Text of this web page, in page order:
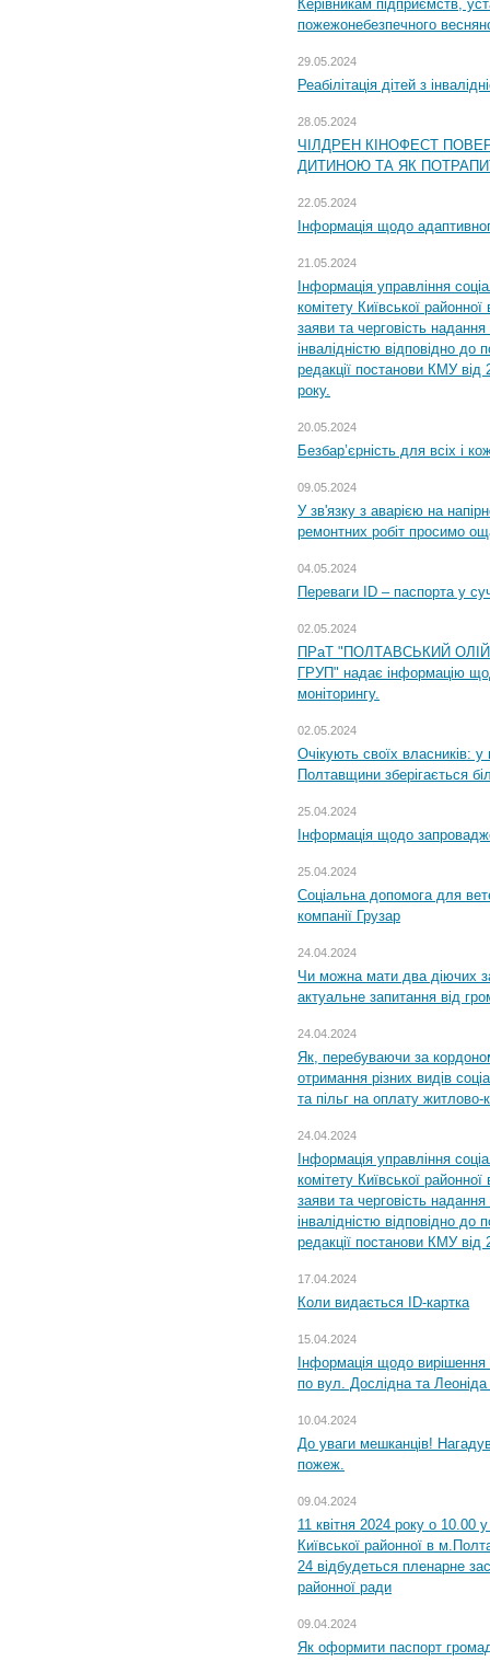
Керівникам підприємств,
пожежонебезпечного
29.05.2024
Реабілітація дітей з
28.05.2024
ЧІЛДРЕН КІНОФЕСТ
ДИТИНОЮ ТА ЯК
22.05.2024
Інформація щодо
21.05.2024
Інформація управління
комітету Київської
заяви та черговість надання
інвалідністю відповідно
редакції постанови КМУ від
року.
20.05.2024
Безбар’єрність для всіх і
09.05.2024
У зв'язку з аварією на
ремонтних робіт просимо
04.05.2024
Переваги ID – паспорта у
02.05.2024
ПРаТ "ПОЛТАВСЬКИЙ
ГРУП" надає інформацію
моніторингу.
02.05.2024
Очікують своїх власників: у
Полтавщини зберігається
25.04.2024
Інформація щодо
25.04.2024
Соціальна допомога для
компанії Грузар
24.04.2024
Чи можна мати два діючих
актуальне запитання від
24.04.2024
Як, перебуваючи за
отримання різних видів
та пільг на оплату
24.04.2024
Інформація управління
комітету Київської
заяви та черговість надання
інвалідністю відповідно
редакції постанови КМУ
17.04.2024
Коли видається ID-картка
15.04.2024
Інформація щодо
по вул. Дослідна та Леоніда
10.04.2024
До уваги мешканців!
пожеж.
09.04.2024
11 квітня 2024 року о 10.00
Київської районної в
24 відбудеться пленарне
районної ради
09.04.2024
Як оформити паспорт